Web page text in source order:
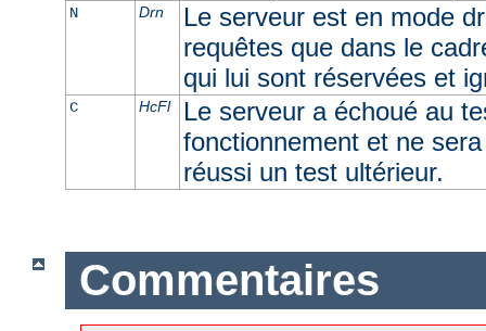
N Drn
Le serveur est en mode
requêtes que dans le
qui lui sont réservées et
C HcFl
Le serveur a échoué au
fonctionnement et ne
réussi un test ultérieur.
Commentaires